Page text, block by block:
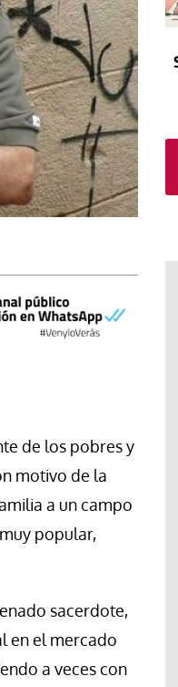
de los pobres y
motivo de la
a un campo
popular,
sacerdote,
en el mercado
a veces con
populares y
Argentina marchan
en demanda de
techo y trabajo”